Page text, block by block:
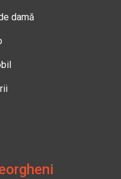
damă